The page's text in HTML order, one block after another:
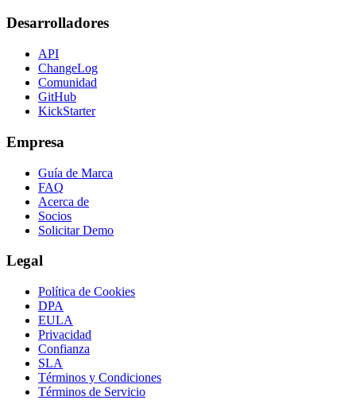
Desarrolladores
API
ChangeLog
Comunidad
GitHub
KickStarter
Empresa
Guía de Marca
FAQ
Acerca de
Socios
Solicitar Demo
Legal
Política de Cookies
DPA
EULA
Privacidad
Confianza
SLA
Términos y Condiciones
Términos de Servicio